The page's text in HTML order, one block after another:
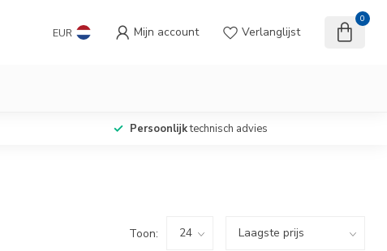
EUR Mijn account Verlanglijst
0
Persoonlijktechnisch advies
Toon: